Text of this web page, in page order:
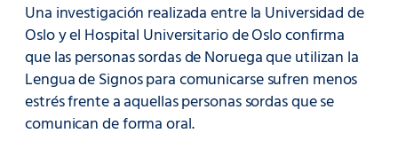
Una investigación realizada entre la Universidad de
Oslo y el Hospital Universitario de Oslo confirma
que las personas sordas de Noruega que utilizan la
Lengua de Signos para comunicarse sufren menos
estrés frente a aquellas personas sordas que se
comunican de forma oral.